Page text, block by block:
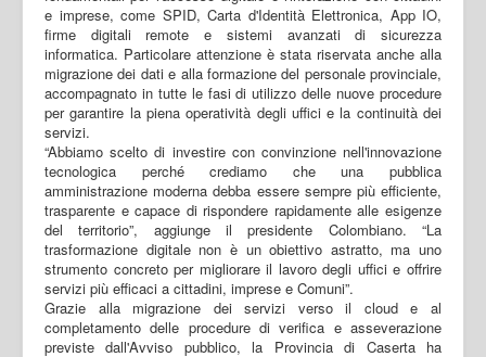
e imprese, come SPID, Carta d'Identità Elettronica, App IO,
firme digitali remote e sistemi avanzati di sicurezza
informatica. Particolare attenzione è stata riservata anche alla
migrazione dei dati e alla formazione del personale provinciale,
accompagnato in tutte le fasi di utilizzo delle nuove procedure
per garantire la piena operatività degli uffici e la continuità dei
servizi.
“Abbiamo scelto di investire con convinzione nell'innovazione
tecnologica perché crediamo che una pubblica
amministrazione moderna debba essere sempre più efficiente,
trasparente e capace di rispondere rapidamente alle esigenze
del territorio”, aggiunge il presidente Colombiano. “La
trasformazione digitale non è un obiettivo astratto, ma uno
strumento concreto per migliorare il lavoro degli uffici e offrire
servizi più efficaci a cittadini, imprese e Comuni”.
Grazie alla migrazione dei servizi verso il cloud e al
completamento delle procedure di verifica e asseverazione
previste dall'Avviso pubblico, la Provincia di Caserta ha